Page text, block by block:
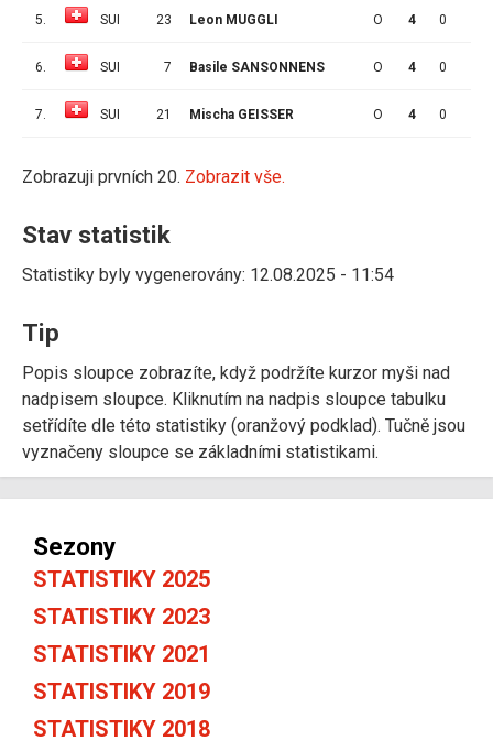
5. SUI 23 Leon MUGGLI O 4 0
6. SUI 7 Basile SANSONNENS O 4 0
7. SUI 21 Mischa GEISSER O 4 0
Zobrazuji prvních 20. Zobrazit vše.
Stav statistik
Statistiky byly vygenerovány: 12.08.2025 - 11:54
Tip
Popis sloupce zobrazíte, když podržíte kurzor myši nad
nadpisem sloupce. Kliknutím na nadpis sloupce tabulku
setřídíte dle této statistiky (oranžový podklad). Tučně jsou
vyznačeny sloupce se základními statistikami.
Sezony
STATISTIKY 2025
STATISTIKY 2023
STATISTIKY 2021
STATISTIKY 2019
STATISTIKY 2018